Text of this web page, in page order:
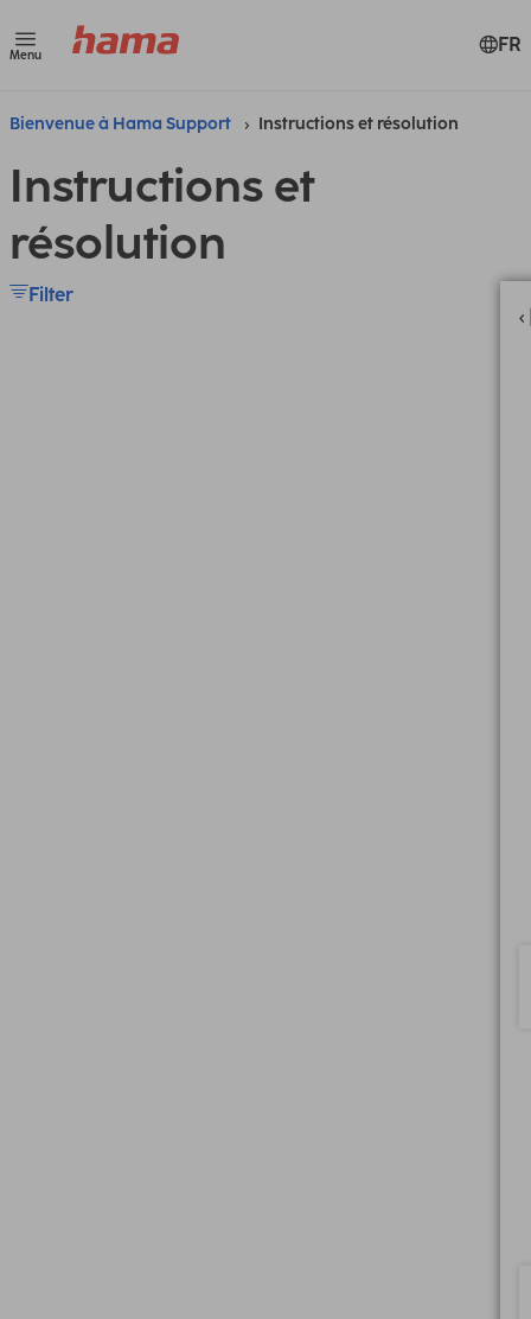
Menu FR
Bienvenue à Hama Support Instructions et résolution
Instructions et
résolution
Filter